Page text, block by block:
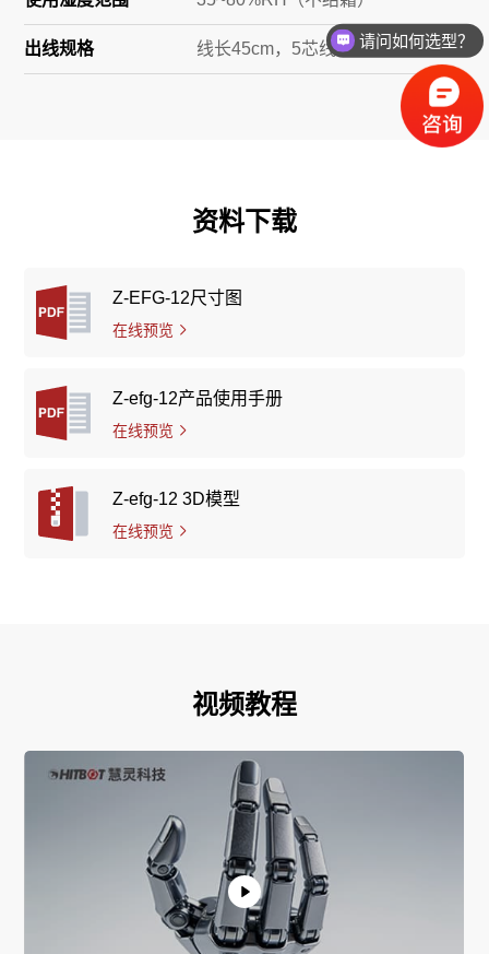
出线规格 线长45cm，5芯线
资料下载
Z-EFG-12尺寸图
在线预览
Z-efg-12产品使用手册
在线预览
Z-efg-12 3D模型
在线预览
视频教程
请问如何选型？
如何获取报价？